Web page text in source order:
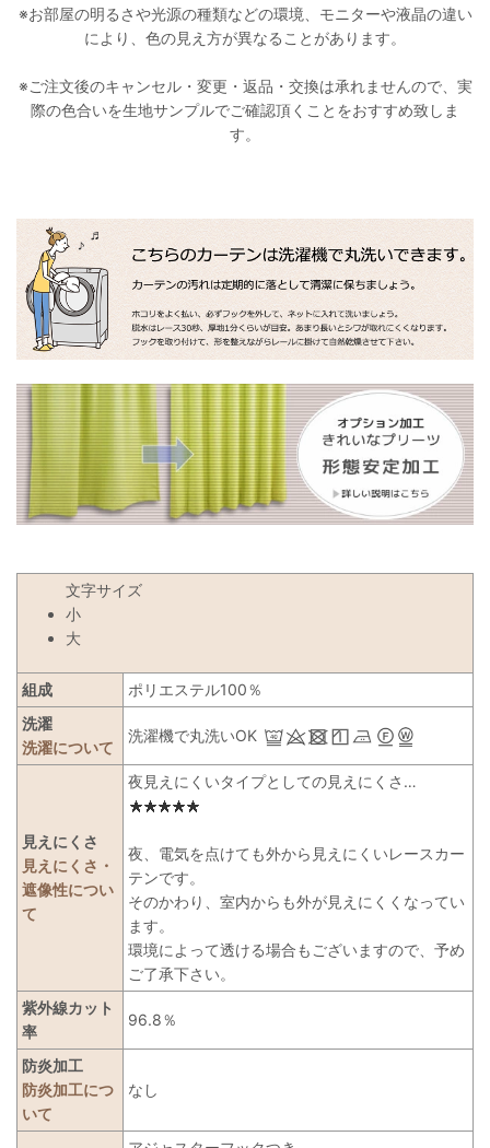
※お部屋の明るさや光源の種類などの環境、モニターや液晶の違い
により、色の見え方が異なることがあります。
※ご注文後のキャンセル・変更・返品・交換は承れませんので、実
際の色合いを生地サンプルでご確認頂くことをおすすめ致しま
す。
文字サイズ
小
大
組成
ポリエステル100％
洗濯
洗濯について
洗濯機で丸洗いOK
見えにくさ
見えにくさ・
遮像性につい
て
夜見えにくいタイプとしての見えにくさ…
夜、電気を点けても外から見えにくいレースカー
テンです。
そのかわり、室内からも外が見えにくくなってい
ます。
環境によって透ける場合もございますので、予め
ご了承下さい。
紫外線カット
率
96.8％
防炎加工
防炎加工につ
いて
なし